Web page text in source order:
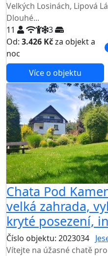
Velkých Losinách, Lipová
Dlouhé...
11
3
Od: 3.426 Kčza objekt a
noc
Více o objektu
Chata Pod
velká zahrada,
kryté posezení,
Číslo objektu: 2023034
Vítejte na úžasné chatě